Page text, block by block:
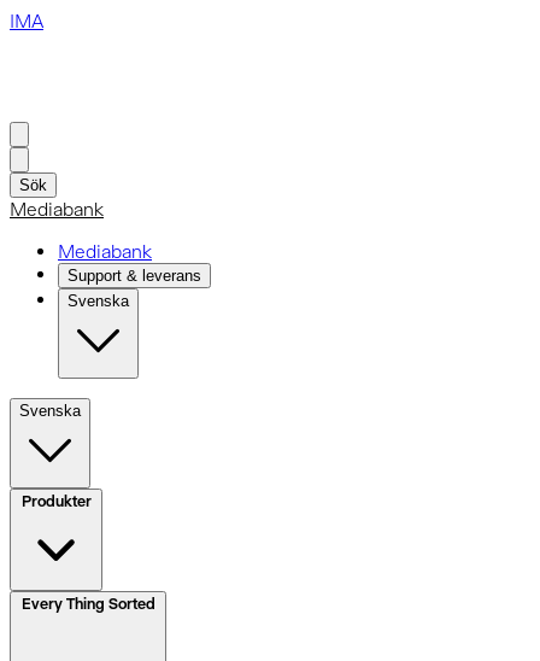
IMA
Sök
Mediabank
Mediabank
Support & leverans
Svenska
Svenska
Produkter